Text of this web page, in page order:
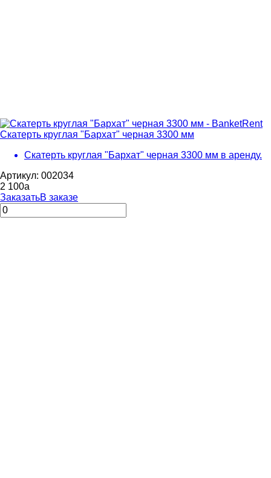
Скатерть круглая "Бархат" черная 3300 мм
Скатерть круглая "Бархат" черная 3300 мм в аренду.
Артикул: 002034
2 100a
ЗаказатьВ заказе